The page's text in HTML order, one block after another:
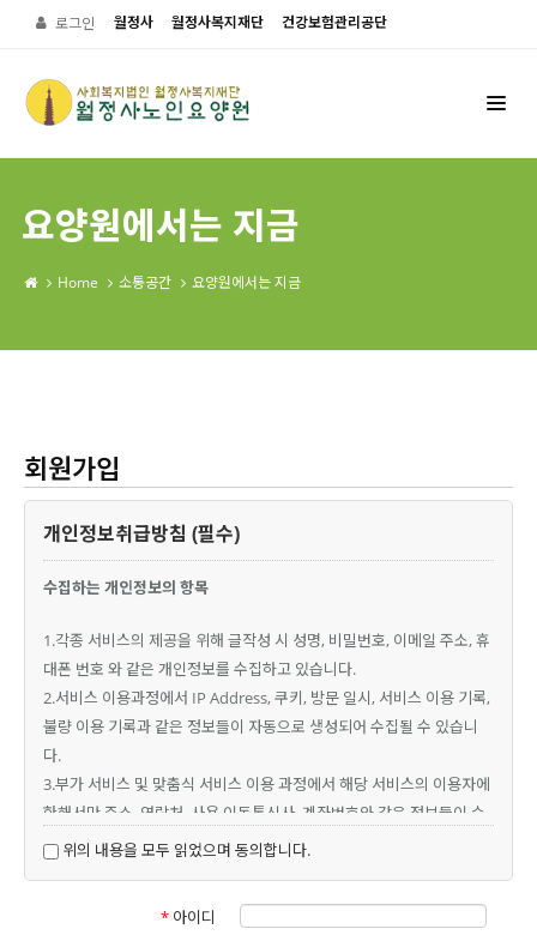
로그인 월정사 월정사복지재단 건강보험관리공단
요양원에서는 지금
Home 소통공간 요양원에서는 지금
회원가입
개인정보취급방침 (필수)
수집하는 개인정보의 항목
1.각종 서비스의 제공을 위해 글작성 시 성명, 비밀번호, 이메일 주소, 휴
대폰 번호 와 같은 개인정보를 수집하고 있습니다.
2.서비스 이용과정에서 IP Address, 쿠키, 방문 일시, 서비스 이용 기록,
불량 이용 기록과 같은 정보들이 자동으로 생성되어 수집될 수 있습니
다.
3.부가 서비스 및 맞춤식 서비스 이용 과정에서 해당 서비스의 이용자에
한해서만 주소, 연락처, 사용 이동통신사, 계좌번호와 같은 정보들이 수
집될 수 있습니다.
위의 내용을 모두 읽었으며 동의합니다.
* 아이디